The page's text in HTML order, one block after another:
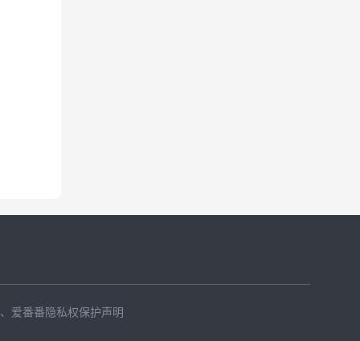
、 爱番番隐私权保护声明